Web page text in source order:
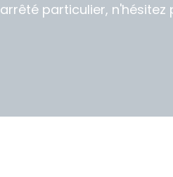
arrêté particulier,